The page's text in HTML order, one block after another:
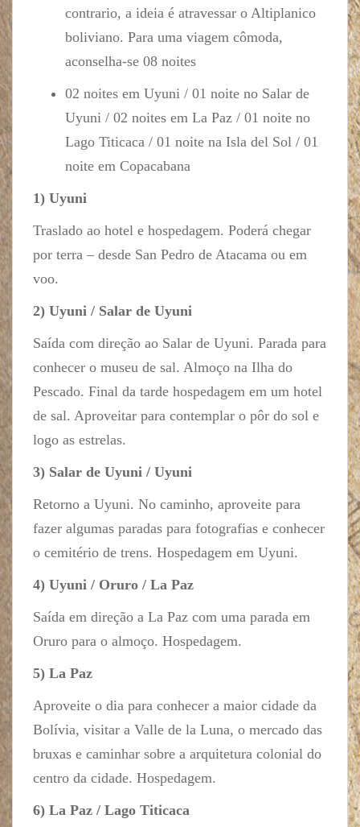
contrario, a ideia é atravessar o Altiplanico
boliviano. Para uma viagem cômoda,
aconselha-se 08 noites
02 noites em Uyuni / 01 noite no Salar de
Uyuni / 02 noites em La Paz / 01 noite no
Lago Titicaca / 01 noite na Isla del Sol / 01
noite em Copacabana
1) Uyuni
Traslado ao hotel e hospedagem. Poderá chegar
por terra – desde San Pedro de Atacama ou em
voo.
2) Uyuni / Salar de Uyuni
Saída com direção ao Salar de Uyuni. Parada para
conhecer o museu de sal. Almoço na Ilha do
Pescado. Final da tarde hospedagem em um hotel
de sal. Aproveitar para contemplar o pôr do sol e
logo as estrelas.
3) Salar de Uyuni / Uyuni
Retorno a Uyuni. No caminho, aproveite para
fazer algumas paradas para fotografias e conhecer
o cemitério de trens. Hospedagem em Uyuni.
4) Uyuni / Oruro / La Paz
Saída em direção a La Paz com uma parada em
Oruro para o almoço. Hospedagem.
5) La Paz
Aproveite o dia para conhecer a maior cidade da
Bolívia, visitar a Valle de la Luna, o mercado das
bruxas e caminhar sobre a arquitetura colonial do
centro da cidade. Hospedagem.
6) La Paz / Lago Titicaca